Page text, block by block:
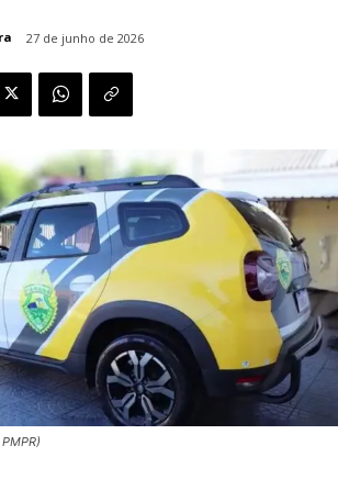
27 de junho de 2026